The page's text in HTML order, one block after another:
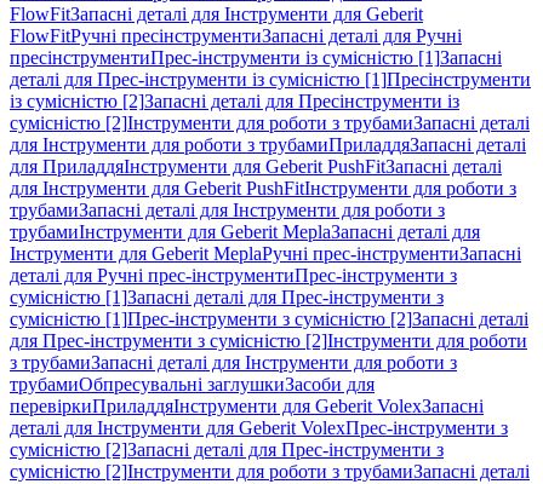
FlowFitЗапасні деталі для Інструменти для Geberit
FlowFitРучні пресінструментиЗапасні деталі для Ручні
пресінструментиПрес-інструменти із сумісністю [1]Запасні
деталі для Прес-інструменти із сумісністю [1]Пресінструменти
із сумісністю [2]Запасні деталі для Пресінструменти із
сумісністю [2]Інструменти для роботи з трубамиЗапасні деталі
для Інструменти для роботи з трубамиПриладдяЗапасні деталі
для ПриладдяІнструменти для Geberit PushFitЗапасні деталі
для Інструменти для Geberit PushFitІнструменти для роботи з
трубамиЗапасні деталі для Інструменти для роботи з
трубамиІнструменти для Geberit MeplaЗапасні деталі для
Інструменти для Geberit MeplaРучні прес-інструментиЗапасні
деталі для Ручні прес-інструментиПрес-інструменти з
сумісністю [1]Запасні деталі для Прес-інструменти з
сумісністю [1]Прес-інструменти з сумісністю [2]Запасні деталі
для Прес-інструменти з сумісністю [2]Інструменти для роботи
з трубамиЗапасні деталі для Інструменти для роботи з
трубамиОбпресувальні заглушкиЗасоби для
перевіркиПриладдяІнструменти для Geberit VolexЗапасні
деталі для Інструменти для Geberit VolexПрес-інструменти з
сумісністю [2]Запасні деталі для Прес-інструменти з
сумісністю [2]Інструменти для роботи з трубамиЗапасні деталі